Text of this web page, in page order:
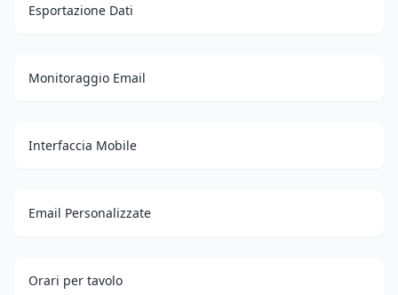
Esportazione Dati
Monitoraggio Email
Interfaccia Mobile
Email Personalizzate
Orari per tavolo